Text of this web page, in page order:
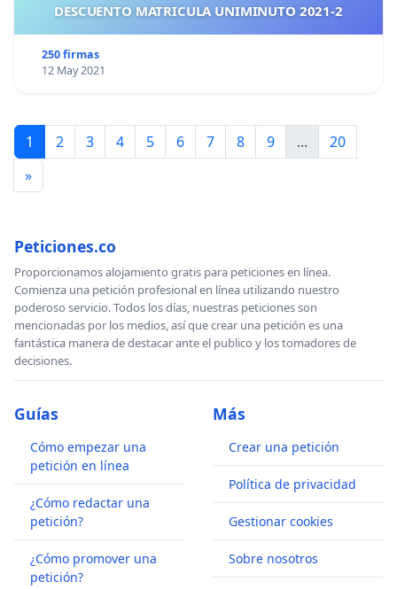
DESCUENTO MATRICULA UNIMINUTO 2021-2
250 firmas
12 May 2021
1 2 3 4 5 6 7 8 9 ...
20
»
Peticiones.co
Proporcionamos alojamiento gratis para peticiones en línea.
Comienza una petición profesional en línea utilizando nuestro
poderoso servicio. Todos los días, nuestras peticiones son
mencionadas por los medios, así que crear una petición es una
fantástica manera de destacar ante el publico y los tomadores de
decisiones.
Guías
Cómo empezar una
petición en línea
¿Cómo redactar una
petición?
¿Cómo promover una
petición?
Más
Crear una petición
Política de privacidad
Gestionar cookies
Sobre nosotros